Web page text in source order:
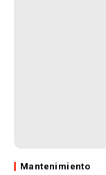
Mantenimiento